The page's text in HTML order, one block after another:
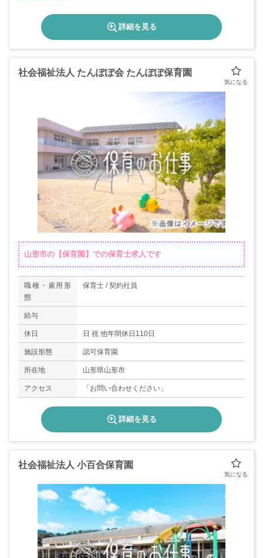
詳細を見る
社会福祉法人 たんぽぽ会 たんぽぽ保育園
山形市の【保育園】での保育士求人です
職種・雇用形
態
保育士 / 契約社員
給与
休日 日 祝 他年間休日110日
施設形態 認可保育園
所在地 山形県山形市
アクセス 「お問い合わせください」
詳細を見る
社会福祉法人 小百合保育園